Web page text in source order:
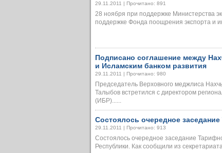
29.11.2011 | Прочитано: 891
28 ноября при поддержке Министерства
поддержке Фонда поощрения экспорта и
Подписано соглашение между
и Исламским банком развития
29.11.2011 | Прочитано: 980
Председатель Верховного меджлиса
Талыбов встретился с директором
(ИБР)......
Состоялось очередное
29.11.2011 | Прочитано: 913
Состоялось очередное заседание
Республики. Как сообщили из